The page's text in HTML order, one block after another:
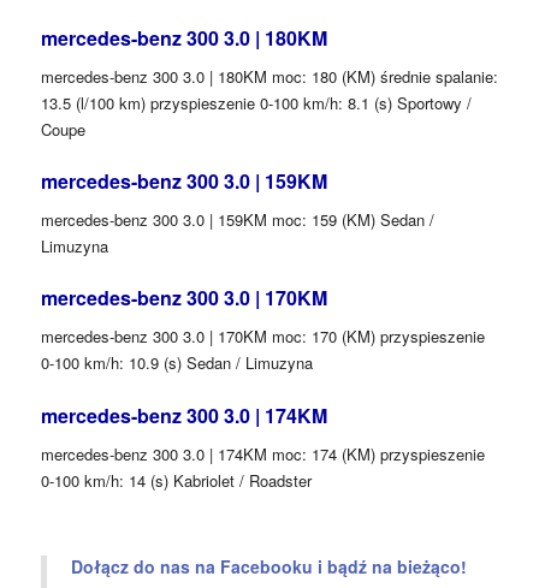
mercedes-benz 300 3.0 | 180KM
mercedes-benz 300 3.0 | 180KM moc: 180 (KM) średnie spalanie:
13.5 (l/100 km) przyspieszenie 0-100 km/h: 8.1 (s) Sportowy /
Coupe
mercedes-benz 300 3.0 | 159KM
mercedes-benz 300 3.0 | 159KM moc: 159 (KM) Sedan /
Limuzyna
mercedes-benz 300 3.0 | 170KM
mercedes-benz 300 3.0 | 170KM moc: 170 (KM) przyspieszenie
0-100 km/h: 10.9 (s) Sedan / Limuzyna
mercedes-benz 300 3.0 | 174KM
mercedes-benz 300 3.0 | 174KM moc: 174 (KM) przyspieszenie
0-100 km/h: 14 (s) Kabriolet / Roadster
Dołącz do nas na Facebooku i bądź na bieżąco!